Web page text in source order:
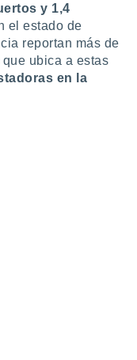
y 1,4
el estado de
reportan más de
ubica a estas
en la